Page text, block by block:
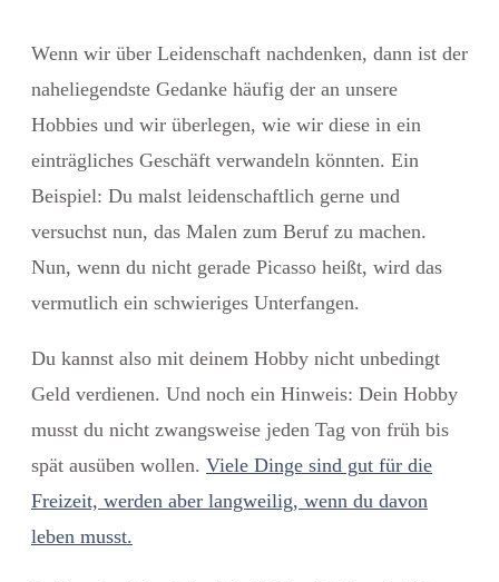
Wenn wir über Leidenschaft nachdenken, dann ist der
naheliegendste Gedanke häufig der an unsere
Hobbies und wir überlegen, wie wir diese in ein
einträgliches Geschäft verwandeln könnten. Ein
Beispiel: Du malst leidenschaftlich gerne und
versuchst nun, das Malen zum Beruf zu machen.
Nun, wenn du nicht gerade Picasso heißt, wird das
vermutlich ein schwieriges Unterfangen.
Du kannst also mit deinem Hobby nicht unbedingt
Geld verdienen. Und noch ein Hinweis: Dein Hobby
musst du nicht zwangsweise jeden Tag von früh bis
spät ausüben wollen. Viele Dinge sind gut für die
Freizeit, werden aber langweilig, wenn du davon
leben musst.